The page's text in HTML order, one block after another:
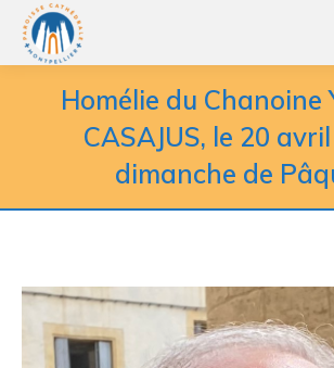
Homélie du Chanoine
CASAJUS, le 20
dimanche de